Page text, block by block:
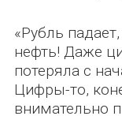
«Рубль
нефть! Даже
потеряла с
Цифры-то,
внимательно